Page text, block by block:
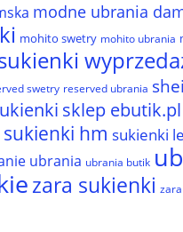
modne ubrania
mohito swetry mohito ubrania
swetry reserved ubrania
sklep ebutik.pl
sukienki hm sukienki
ubrania ubrania butik
zara sukienki